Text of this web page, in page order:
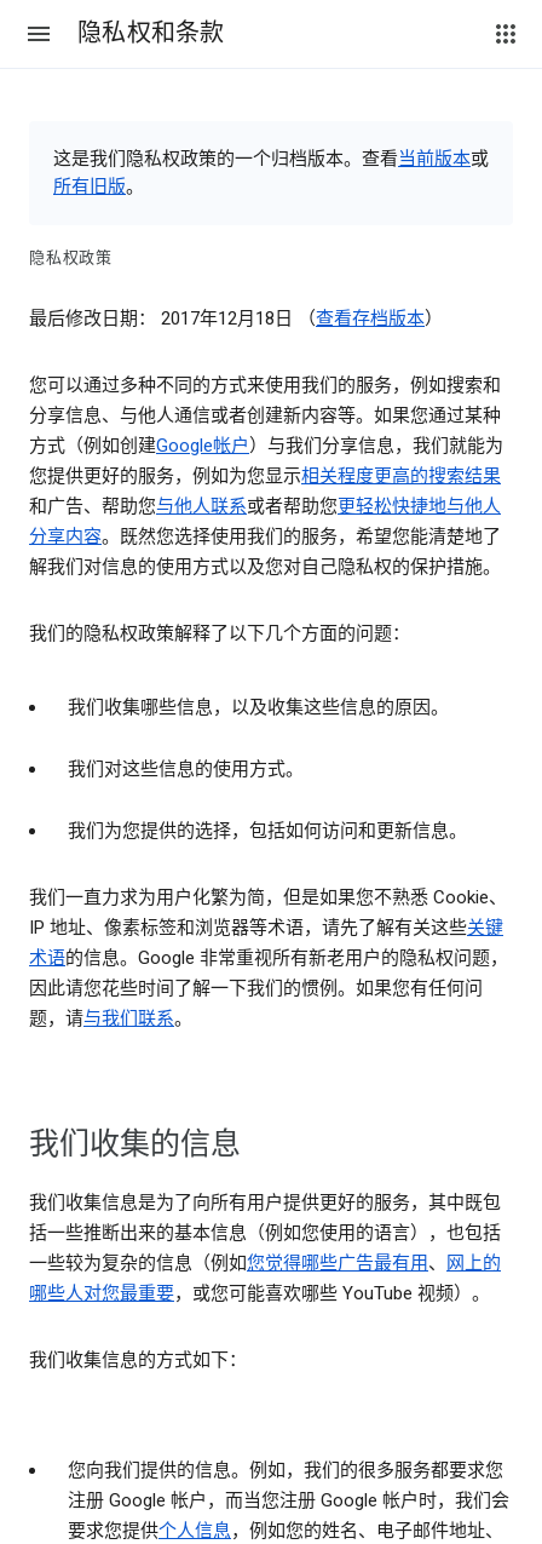
隐私权和条款
这是我们隐私权政策的一个归档版本。查看当前版本或
所有旧版。
隐私权政策
最后修改日期： 2017年12月18日 （查看存档版本）
您可以通过多种不同的方式来使用我们的服务，例如搜索和
分享信息、与他人通信或者创建新内容等。如果您通过某种
方式（例如创建Google帐户）与我们分享信息，我们就能为
您提供更好的服务，例如为您显示相关程度更高的搜索结果
和广告、帮助您与他人联系或者帮助您更轻松快捷地与他人
分享内容。既然您选择使用我们的服务，希望您能清楚地了
解我们对信息的使用方式以及您对自己隐私权的保护措施。
我们的隐私权政策解释了以下几个方面的问题：
我们收集哪些信息，以及收集这些信息的原因。
我们对这些信息的使用方式。
我们为您提供的选择，包括如何访问和更新信息。
我们一直力求为用户化繁为简，但是如果您不熟悉 Cookie、
IP 地址、像素标签和浏览器等术语，请先了解有关这些关键
术语的信息。Google 非常重视所有新老用户的隐私权问题，
因此请您花些时间了解一下我们的惯例。如果您有任何问
题，请与我们联系。
我们收集的信息
我们收集信息是为了向所有用户提供更好的服务，其中既包
括一些推断出来的基本信息（例如您使用的语言），也包括
一些较为复杂的信息（例如您觉得哪些广告最有用、
网上的
哪些人对您最重要，或您可能喜欢哪些 YouTube 视频）。
我们收集信息的方式如下：
您向我们提供的信息。 例如，我们的很多服务都要求您
注册 Google 帐户，而当您注册 Google 帐户时，我们会
要求您提供个人信息，例如您的姓名、电子邮件地址、